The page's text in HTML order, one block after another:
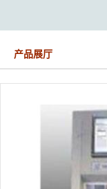
产品展厅